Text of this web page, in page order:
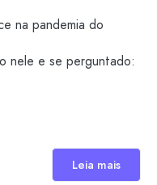
na pandemia do
nele e se perguntado:
Leia mais